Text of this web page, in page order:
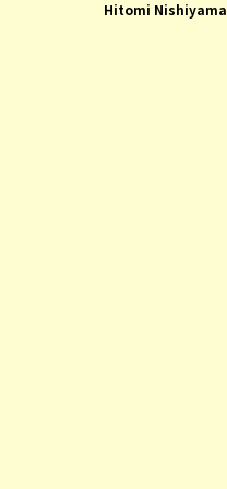
Hitomi Nishiyama